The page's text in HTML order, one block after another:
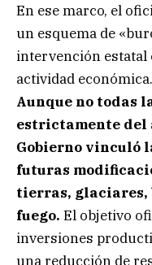
En ese marco, el
un esquema de
intervención estatal
actividad económica.
Aunque no todas
estrictamente
Gobierno vinculó
futuras
tierras, glaciares,
fuego. El objetivo
inversiones
una reducción de